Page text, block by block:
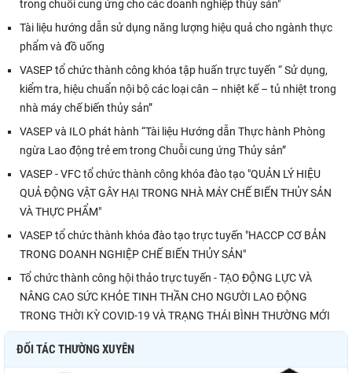
trong chuỗi cung ứng cho các doanh nghiệp thủy sản"
Tài liệu hướng dẫn sử dụng năng lượng hiệu quả cho ngành thực
phẩm và đồ uống
VASEP tổ chức thành công khóa tập huấn trực tuyến “ Sử dụng,
kiểm tra, hiệu chuẩn nội bộ các loại cân – nhiệt kế – tủ nhiệt trong
nhà máy chế biến thủy sản”
VASEP và ILO phát hành “Tài liệu Hướng dẫn Thực hành Phòng
ngừa Lao động trẻ em trong Chuỗi cung ứng Thủy sản”
VASEP - VFC tổ chức thành công khóa đào tạo "QUẢN LÝ HIỆU
QUẢ ĐỘNG VẬT GÂY HẠI TRONG NHÀ MÁY CHẾ BIẾN THỦY SẢN
VÀ THỰC PHẨM"
VASEP tổ chức thành khóa đào tạo trực tuyến "HACCP CƠ BẢN
TRONG DOANH NGHIỆP CHẾ BIẾN THỦY SẢN"
Tổ chức thành công hội thảo trực tuyến - TẠO ĐỘNG LỰC VÀ
NÂNG CAO SỨC KHỎE TINH THẦN CHO NGƯỜI LAO ĐỘNG
TRONG THỜI KỲ COVID-19 VÀ TRẠNG THÁI BÌNH THƯỜNG MỚI
ĐỐI TÁC THƯỜNG XUYÊN